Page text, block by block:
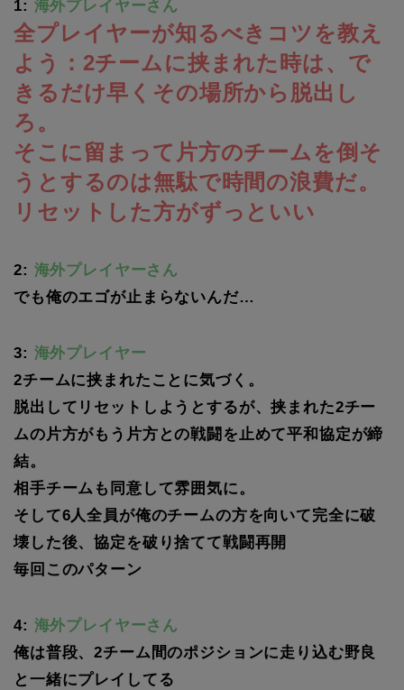
1: 海外プレイヤーさん
全プレイヤーが知るべきコツを教え
よう：2チームに挟まれた時は、で
きるだけ早くその場所から脱出し
ろ。
そこに留まって片方のチームを倒そ
うとするのは無駄で時間の浪費だ。
リセットした方がずっといい
2: 海外プレイヤーさん
でも俺のエゴが止まらないんだ…
3: 海外プレイヤー
2チームに挟まれたことに気づく。
脱出してリセットしようとするが、挟まれた2チー
ムの片方がもう片方との戦闘を止めて平和協定が締
結。
相手チームも同意して雰囲気に。
そして6人全員が俺のチームの方を向いて完全に破
壊した後、協定を破り捨てて戦闘再開
毎回このパターン
4: 海外プレイヤーさん
俺は普段、2チーム間のポジションに走り込む野良
と一緒にプレイしてる